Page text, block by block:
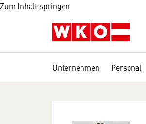
Zum Inhalt springen
Unternehmen Personal